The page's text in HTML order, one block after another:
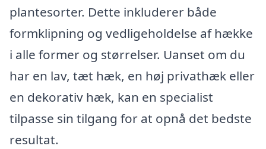
plantesorter. Dette inkluderer både
formklipning og vedligeholdelse af hække
i alle former og størrelser. Uanset om du
har en lav, tæt hæk, en høj privathæk eller
en dekorativ hæk, kan en specialist
tilpasse sin tilgang for at opnå det bedste
resultat.